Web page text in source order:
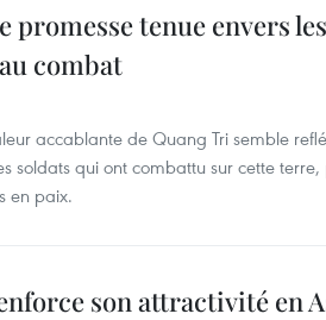
promesse tenue envers les
combat
accablante de Quang Tri semble
soldats qui ont combattu sur cette
en paix.
son attractivité en